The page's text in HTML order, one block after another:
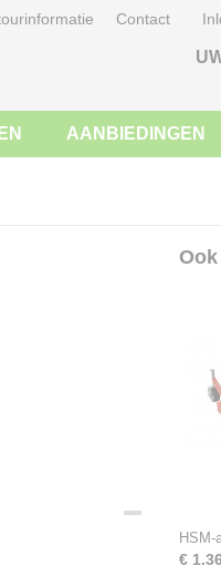
Contact
AANBIEDINGEN
HSM-
€